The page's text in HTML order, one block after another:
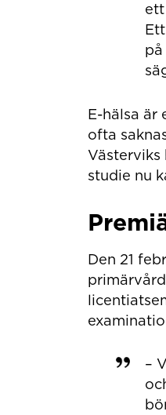
E-hälsa är
ofta
Västerviks
studie nu
Den 21
–